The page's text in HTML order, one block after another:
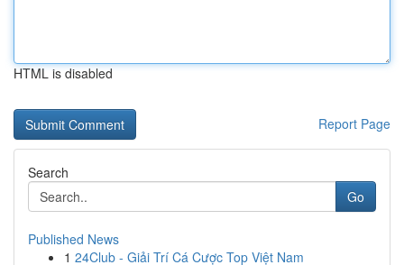
HTML is disabled
Report Page
Search
Go
Published News
1 24Club - Giải Trí Cá Cược Top Việt Nam